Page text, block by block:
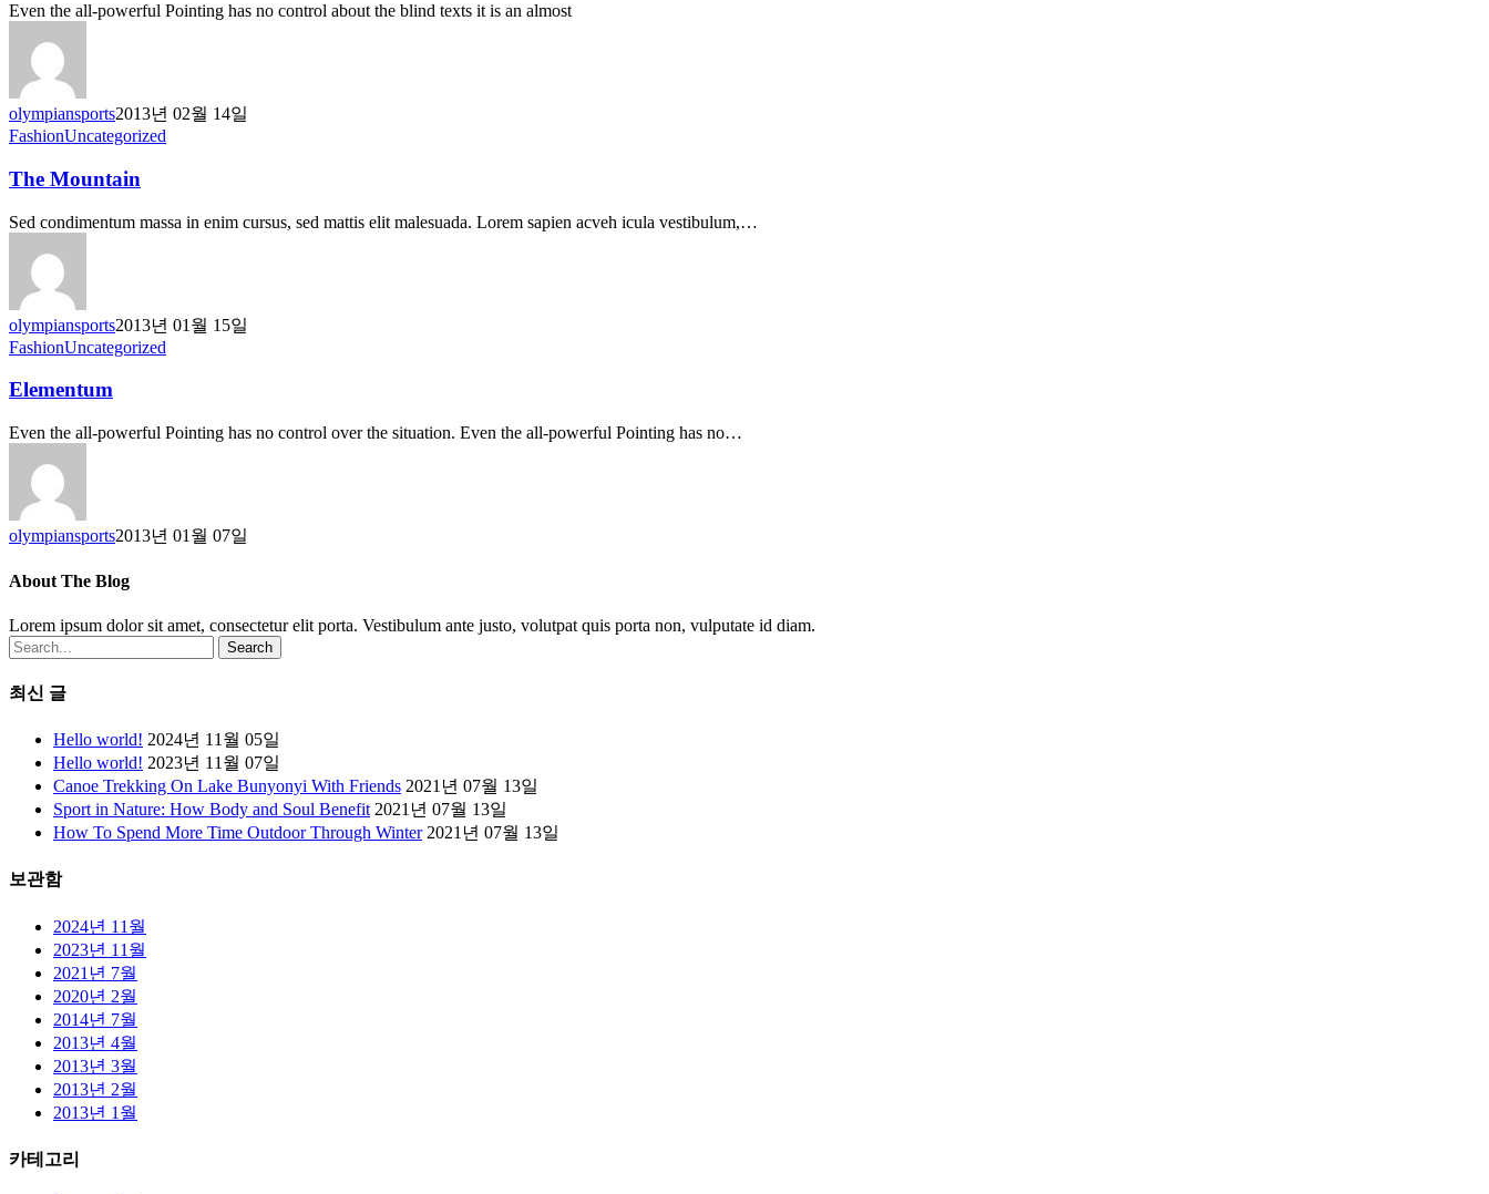
Even the all-powerful Pointing has no control about the blind texts it is an almost
olympiansports2013년 02월 14일
The
FashionUncategorized
The Mountain
Sed condimentum massa in enim cursus, sed mattis elit malesuada. Lorem sapien acveh icula vestibulum,…
olympiansports2013년 01월 15일
Elementum
FashionUncategorized
Elementum
Even the all-powerful Pointing has no control over the situation. Even the all-powerful Pointing has no…
olympiansports2013년 01월 07일
About The Blog
Lorem ipsum dolor sit amet, consectetur elit porta. Vestibulum ante justo, volutpat quis porta non, vulputate id diam.
Search
최신 글
Hello world! 2024년 11월 05일
Hello world! 2023년 11월 07일
Canoe Trekking On Lake Bunyonyi With Friends 2021년 07월 13일
Sport in Nature: How Body and Soul Benefit 2021년 07월 13일
How To Spend More Time Outdoor Through Winter 2021년 07월 13일
보관함
2024년 11월
2023년 11월
2021년 7월
2020년 2월
2014년 7월
2013년 4월
2013년 3월
2013년 2월
2013년 1월
카테고리